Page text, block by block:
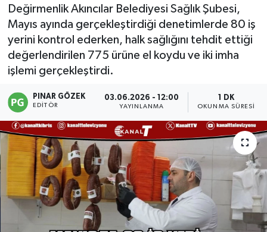
Değirmenlik Akıncılar Belediyesi Sağlık Şubesi,
Mayıs ayında gerçekleştirdiği denetimlerde 80 iş
yerini kontrol ederken, halk sağlığını tehdit ettiği
değerlendirilen 775 ürüne el koydu ve iki imha
işlemi gerçekleştirdi.
PINAR GÖZEK
EDITÖR
03.06.2026 - 12:00
YAYINLANMA
1 DK
OKUNMA SÜRESI